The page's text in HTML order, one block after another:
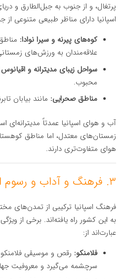
پرتغال، و از جنوب به جبل‌الطارق و
اسپانیا دارای مناظر طبیعی متنوعی از
کوه‌های پیرنه و سیرا نوادا:
علاقه‌مندان به ورزش‌های
سواحل زیبای مدیترانه و
محبوب.
مناطق صحرایی: مانند بیابان
آب و هوای اسپانیا عمدتاً مدیترانه‌ای
زمستان‌های معتدل، اما مناطق
هوای متفاوت‌تری دارند.
۳. فرهنگ و آداب و رسوم اسپانیا
فرهنگ اسپانیا ترکیبی از تمدن‌های
به این کشور راه یافته‌اند. برخی از
عبارت‌اند از:
فلامنکو: رقص و موسیقی
سرچشمه می‌گیرد و معروفیت